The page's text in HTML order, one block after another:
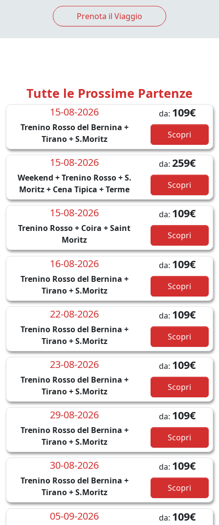
Prenota il Viaggio
Tutte le Prossime Partenze
15-08-2026
Trenino Rosso del Bernina +
Tirano + S.Moritz
da: 109€
Scopri
15-08-2026
Weekend + Trenino Rosso + S.
Moritz + Cena Tipica + Terme
da: 259€
Scopri
15-08-2026
Trenino Rosso + Coira + Saint
Moritz
da: 109€
Scopri
16-08-2026
Trenino Rosso del Bernina +
Tirano + S.Moritz
da: 109€
Scopri
22-08-2026
Trenino Rosso del Bernina +
Tirano + S.Moritz
da: 109€
Scopri
23-08-2026
Trenino Rosso del Bernina +
Tirano + S.Moritz
da: 109€
Scopri
29-08-2026
Trenino Rosso del Bernina +
Tirano + S.Moritz
da: 109€
Scopri
30-08-2026
Trenino Rosso del Bernina +
Tirano + S.Moritz
da: 109€
Scopri
05-09-2026 da: 109€